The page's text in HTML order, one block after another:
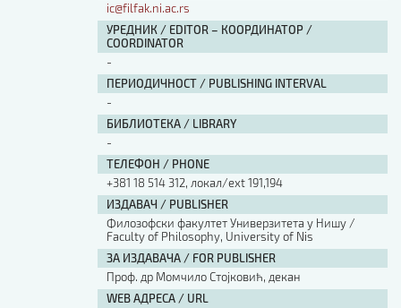
ic@filfak.ni.ac.rs
УРЕДНИК / EDITOR – КООРДИНАТОР /
COORDINATOR
-
ПЕРИОДИЧНОСТ / PUBLISHING INTERVAL
-
БИБЛИОТЕКА / LIBRARY
-
ТЕЛЕФОН / PHONE
+381 18 514 312, локал/ext 191,194
ИЗДАВАЧ / PUBLISHER
Филозофски факултет Универзитета у Нишу /
Faculty of Philosophy, University of Nis
ЗА ИЗДАВАЧА / FOR PUBLISHER
Проф. др Момчило Стојковић, декан
WEB АДРЕСА / URL